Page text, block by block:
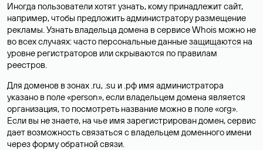
Иногда пользователи хотят узнать, кому принадлежит сайт,
например, чтобы предложить администратору размещение
рекламы. Узнать владельца домена в сервисе Whois можно не
во всех случаях: часто персональные данныезащищаются на
уровне регистраторов или скрываются по правилам
реестров.
Для доменов в зонах .ru, .su и .рф имя администратора
указано в поле «person», если владельцем домена является
организация, то посмотреть название можно в поле «org».
Если вы не знаете, на чье имя зарегистрирован домен, сервис
дает возможность связаться с владельцем доменного имени
через форму обратной связи.